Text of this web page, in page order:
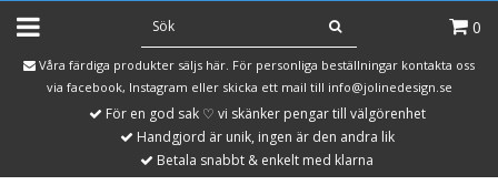
0
Våra färdiga produkter säljs här. För personliga beställningar kontakta oss
via facebook, Instagram eller skicka ett mail till info@jolinedesign.se
För en god sak ♡ vi skänker pengar till välgörenhet
Handgjord är unik, ingen är den andra lik
Betala snabbt & enkelt med klarna